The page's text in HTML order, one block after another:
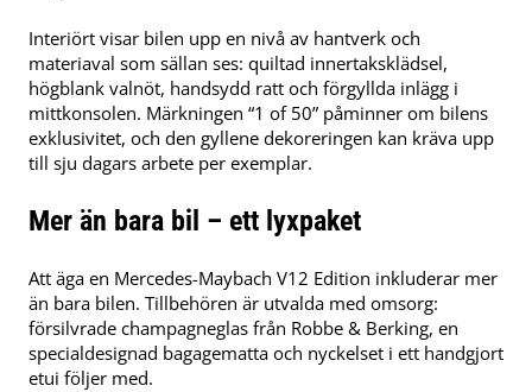
Interiört visar bilen upp en nivå av hantverk och
materiaval som sällan ses: quiltad innertaksklädsel,
högblank valnöt, handsydd ratt och förgyllda inlägg i
mittkonsolen. Märkningen “1 of 50” påminner om bilens
exklusivitet, och den gyllene dekoreringen kan kräva upp
till sju dagars arbete per exemplar.
Mer än bara bil – ett lyxpaket
Att äga en Mercedes-Maybach V12 Edition inkluderar mer
än bara bilen. Tillbehören är utvalda med omsorg:
försilvrade champagneglas från Robbe & Berking, en
specialdesignad bagagematta och nyckelset i ett handgjort
etui följer med.